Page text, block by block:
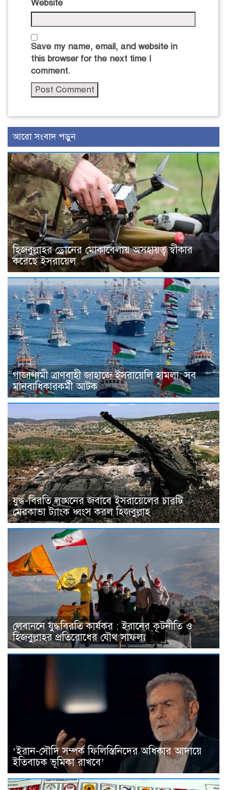
Website
Save my name, email, and website in
this browser for the next time I
comment.
আরো সংবাদ পড়ুন
হিজবুল্লাহর ড্রোনের মোকাবেলায় অসহায়ত্ব স্বীকার
করেছে ইসরায়েল
গাজাগামী ত্রাণবাহী জাহাজে ইসরায়েলি হামলা: সব
মানবাধিকারকর্মী আটক
যুদ্ধ-বিরতি লঙ্ঘনের জবাবে ইসরায়েলের চারটি
মেরকাভা ট্যাংক ধ্বংস করল হিজবুল্লাহ
লেবাননে যুদ্ধবিরতি কার্যকর : ইরানের কূটনীতি ও
হিজবুল্লাহর প্রতিরোধের যৌথ সাফল্য
‘ইরান-সৌদি সম্পর্ক ফিলিস্তিনিদের অধিকার আদায়ে
ইতিবাচক ভূমিকা রাখবে’